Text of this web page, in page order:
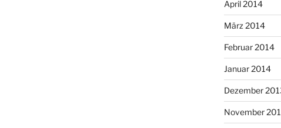
April 2014
März 2014
Februar 2014
Januar 2014
Dezember
November